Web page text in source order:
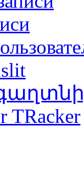
TRacker